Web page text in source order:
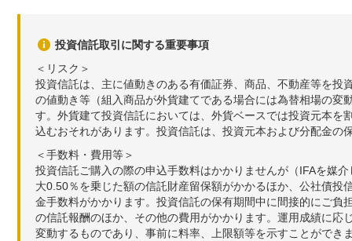
投資信託取引に関する重要事項
＜リスク＞
投資信託は、主に値動きのある有価証券、商品、不動産等を
の値動き等（組入商品が外貨建てである場合には為替相場の
す。外貨建て投資信託においては、外貨ベースでは投資元本
込むおそれがあります。投資信託は、投資元本および分配金の
＜手数料・費用等＞
投資信託ご購入の際の申込手数料はかかりませんが（IFAを媒
大0.50％を乗じた額の信託財産留保額がかかるほか、公社債
金手数料がかかります。投資信託の保有期間中に間接的にご
の信託報酬のほか、その他の費用がかかります。運用成績に
変動するものであり、事前に料率、上限額等を示すことがで